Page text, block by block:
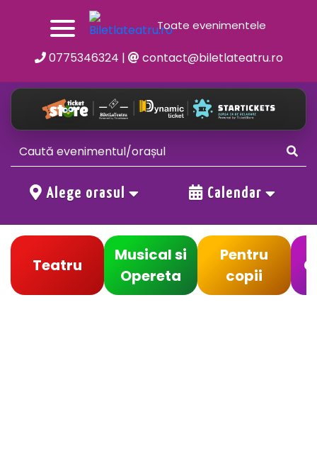
Toate evenimentele
0775346324 | contact@biletlateatru.ro
Alege orasul Calendar
Teatru
Musical si
Opereta
Pentru
copii